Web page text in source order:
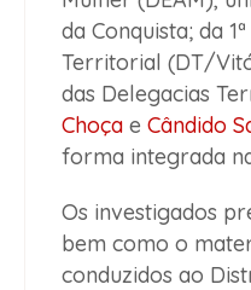
da Conquista; da
Territorial (DT/
das Delegacias
Choça e Cândido
forma integrada
Os investigados
bem como o
conduzidos ao